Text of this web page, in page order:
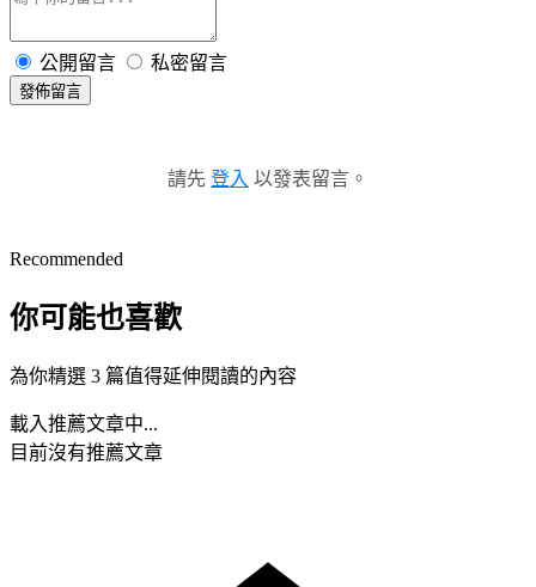
公開留言 私密留言
發佈留言
請先 登入 以發表留言。
Recommended
你可能也喜歡
為你精選 3 篇值得延伸閱讀的內容
載入推薦文章中...
目前沒有推薦文章